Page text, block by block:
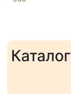
Каталог